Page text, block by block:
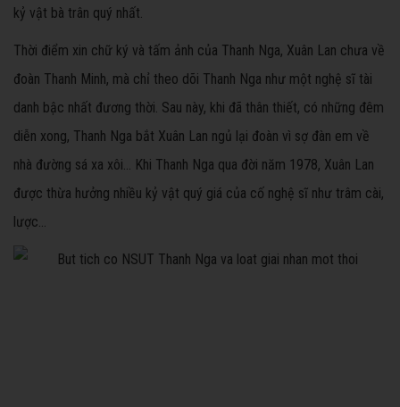
kỷ vật bà trân quý nhất.
Thời điểm xin chữ ký và tấm ảnh của Thanh Nga, Xuân Lan chưa về
đoàn Thanh Minh, mà chỉ theo dõi Thanh Nga như một nghệ sĩ tài
danh bậc nhất đương thời. Sau này, khi đã thân thiết, có những đêm
diễn xong, Thanh Nga bắt Xuân Lan ngủ lại đoàn vì sợ đàn em về
nhà đường sá xa xôi... Khi Thanh Nga qua đời năm 1978, Xuân Lan
được thừa hưởng nhiều kỷ vật quý giá của cố nghệ sĩ như trâm cài,
lược...